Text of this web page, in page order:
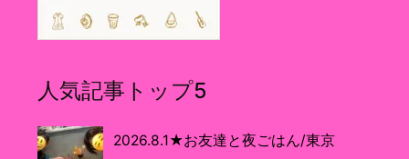
人気記事トップ5
2026.8.1★お友達と夜ごはん/東京